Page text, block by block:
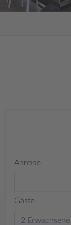
Anreise
Gäste
2 Erwachsene